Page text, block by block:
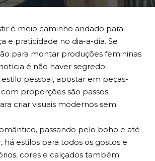
é meio caminho andado para
e praticidade no dia-a-dia. Se
para montar produções femininas
é não haver segredo:
pessoal, apostar em peças-
proporções são passos
criar visuais modernos sem
passando pelo boho e até
estilos para todos os gostos e
cores e calçados também